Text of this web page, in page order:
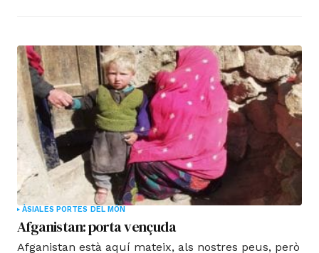
als quals resulta impossible ser aliè.
ÀSIALES PORTES DEL MÓN
Afganistan: porta vençuda
Afganistan està aquí mateix, als nostres peus, però